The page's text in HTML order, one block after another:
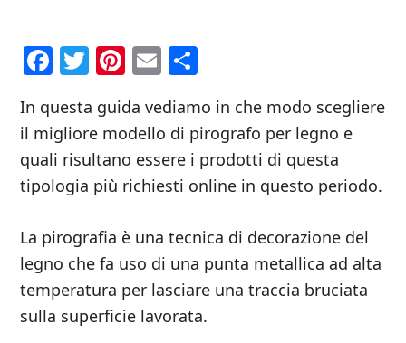
Facebook
TwitterPinterest
Email
In questa guida vediamo in che modo scegliere
il migliore modello di pirografo per legno e
quali risultano essere i prodotti di questa
tipologia più richiesti online in questo periodo.
La pirografia è una tecnica di decorazione del
legno che fa uso di una punta metallica ad alta
temperatura per lasciare una traccia bruciata
sulla superficie lavorata.